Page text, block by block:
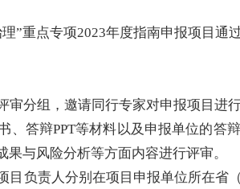
”重点专项2023年度指南申报项目
分组，邀请同行专家对申报项目进行
、答辩PPT等材料以及申报单位的答
与风险分析等方面内容进行评审。
目负责人分别在项目申报单位所在省